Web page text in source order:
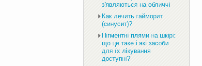
з'являються на обличчі
Как лечить гайморит
(синусит)?
Пігментні плями на шкірі:
що це таке і які засоби
для їх лікування
доступні?